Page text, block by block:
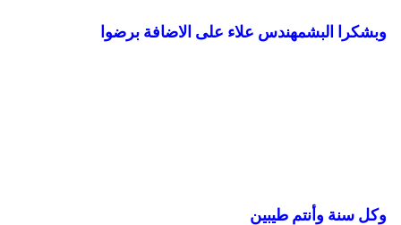
وبشكرا البشمهندس علاء على الاضافة برضوا
وكل سنة وأنتم طيبين